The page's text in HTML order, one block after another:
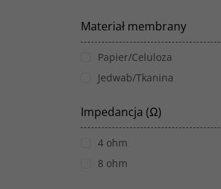
Materiał membrany
Papier/Celuloza
Jedwab/Tkanina
Impedancja (Ω)
4 ohm
8 ohm